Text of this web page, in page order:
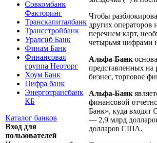
Совкомбанк
Факторинг
Транскапиталбанк
Трансстройбанк
Уралсиб Банк
Финам Банк
Финансовая
группа Неоторг
Хоум Банк
Цифра банк
Энерготрансбанк
КБ
Каталог банков
Вход для
пользователей
Чтобы
других операторов
перечнем карт,
четырьмя цифрами
Альфа-Банк
представленных
бизнес, торговое
Альфа-Банк
финансовой
Банк», куда
— 2,9 млрд
долларов США.